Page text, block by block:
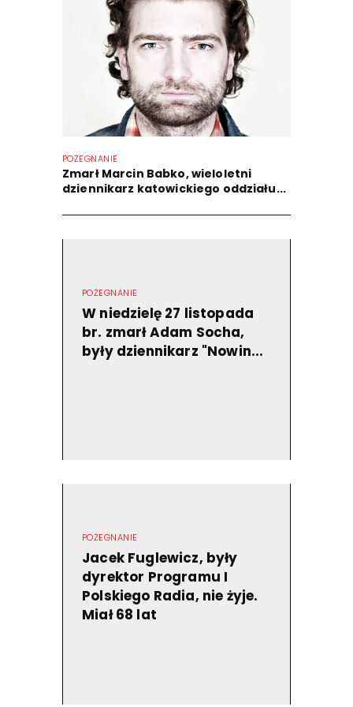
POŻEGNANIE
Zmarł Marcin Babko, wieloletni
dziennikarz katowickiego oddziału...
POŻEGNANIE
W niedzielę 27 listopada
br. zmarł Adam Socha,
były dziennikarz "Nowin...
POŻEGNANIE
Jacek Fuglewicz, były
dyrektor Programu I
Polskiego Radia, nie żyje.
Miał 68 lat